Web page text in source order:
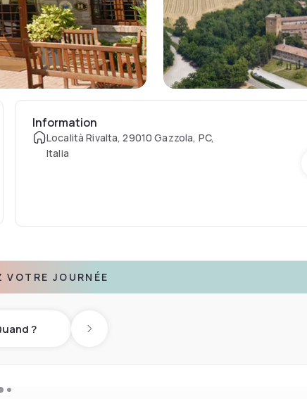
Information
Località Rivalta, 29010 Gazzola, PC,
Italia
VOTRE JOURNÉE
? Next day